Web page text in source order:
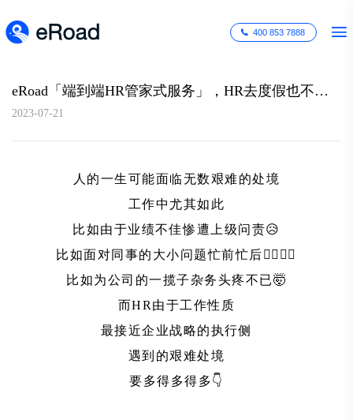
400 853 7888
eRoad「端到端HR管家式服务」，HR去度假也不怕！
2023-07-21
人的一生可能面临无数艰难的处境
工作中尤其如此
比如由于业绩不佳惨遭上级问责😥
比如面对同事的大小问题忙前忙后🏃‍♀️🏃‍♂️
比如为公司的一揽子杂务头疼不已🤯
而HR由于工作性质
最接近企业战略的执行侧
遇到的艰难处境
要多得多得多👇